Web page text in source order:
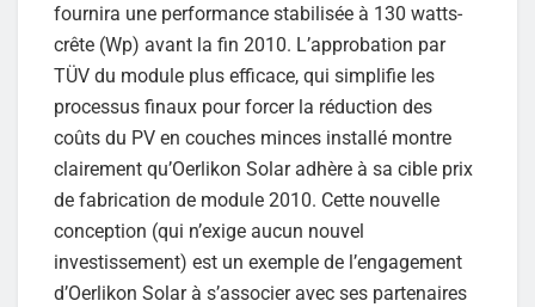
fournira une performance stabilisée à 130 watts-
crête (Wp) avant la fin 2010. L’approbation par
TÜV du module plus efficace, qui simplifie les
processus finaux pour forcer la réduction des
coûts du PV en couches minces installé montre
clairement qu’Oerlikon Solar adhère à sa cible prix
de fabrication de module 2010. Cette nouvelle
conception (qui n’exige aucun nouvel
investissement) est un exemple de l’engagement
d’Oerlikon Solar à s’associer avec ses partenaires